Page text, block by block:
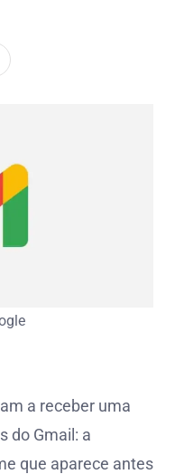
a receber uma
do Gmail: a
que aparece antes